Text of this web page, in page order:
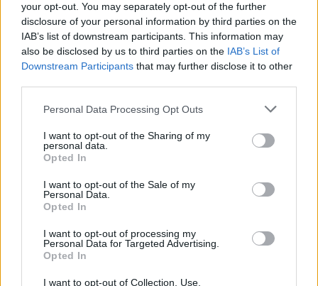
your opt-out. You may separately opt-out of the further
disclosure of your personal information by third parties on the
IAB’s list of downstream participants. This information may
also be disclosed by us to third parties on the IAB’s List of
Downstream Participants that may further disclose it to other
Please note that this website/app uses one or more Google
not limited to your visit or usage behaviour. You may click to
grant or deny consent to Google and its third-party tags to
use your data for below specified purposes in below Google
consent section.
Personal Data Processing Opt Outs
I want to opt-out of the Sharing of my
personal data.
Opted In
I want to opt-out of the Sale of my
Personal Data.
Opted In
I want to opt-out of processing my
Personal Data for Targeted Advertising.
Opted In
I want to opt-out of Collection, Use,
Név
E-mail cím
Feliratkozom a hírlevélre és elfogadom az
adatvédelmi
LEGFRISSEBB
Helyi hírek
termeléssel tehermentesíti a